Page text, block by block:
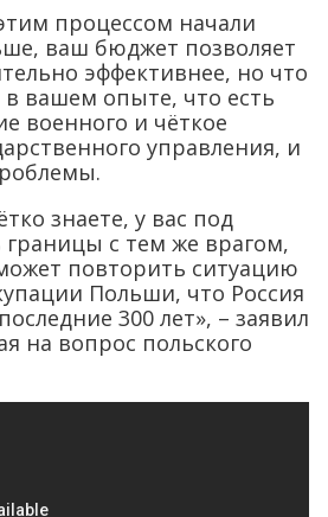
процессом начали
ваш бюджет позволяет
эффективнее, но что
вашем опыте, что есть
военного и чёткое
управления, и
знаете, у вас под
границы с тем же врагом,
повторить ситуацию
Польши, что Россия
300 лет», – заявил
на вопрос польского